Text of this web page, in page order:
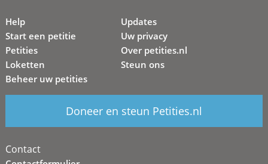
Help
Start een petitie
Petities
Loketten
Beheer uw petities
Updates
Uw privacy
Over petities.nl
Steun ons
Doneer en steun Petities.nl
Contact